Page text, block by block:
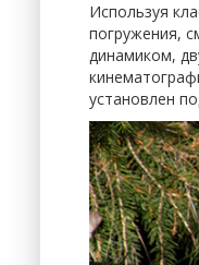
Используя
погружения,
динамиком,
установлен